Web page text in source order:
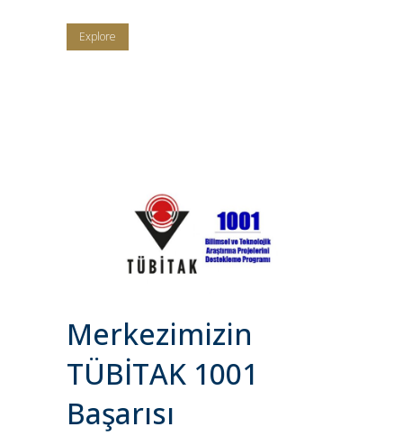
Explore
Merkezimizin
TÜBİTAK 1001
Başarısı